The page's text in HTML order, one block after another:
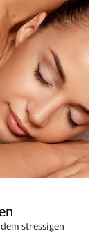
stressigen